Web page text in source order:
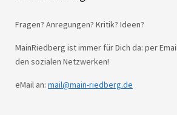
Fragen? Anregungen? Kritik? Ideen?
MainRiedberg ist immer für Dich da: per
den sozialen Netzwerken!
eMail an: mail@main-riedberg.de